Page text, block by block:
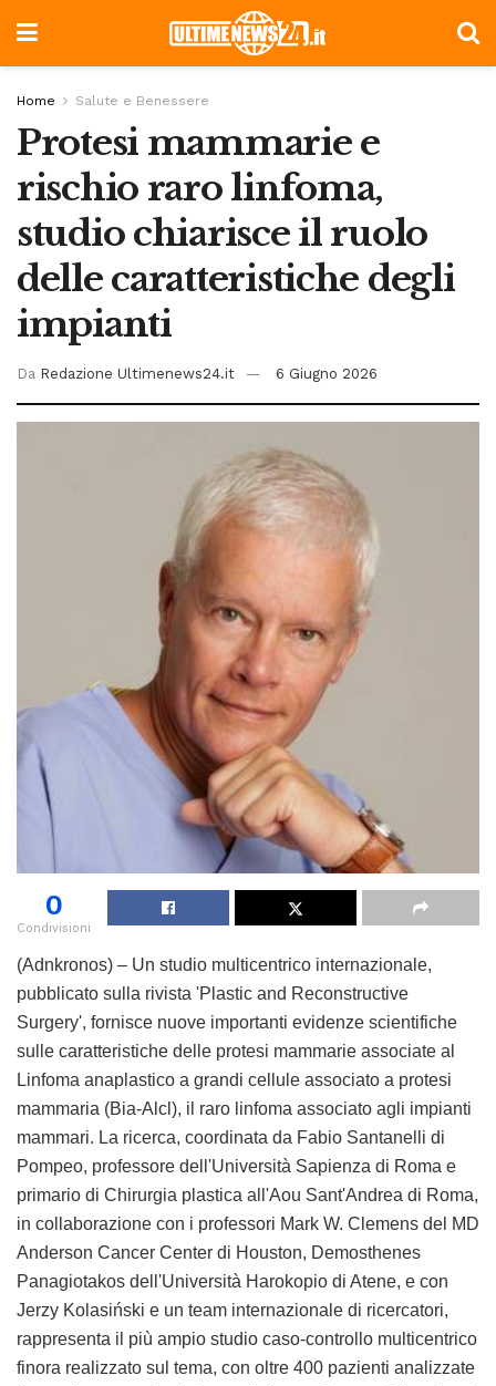
Home Salute e Benessere
Protesi mammarie e
rischio raro linfoma,
studio chiarisce il ruolo
delle caratteristiche degli
impianti
Da Redazione Ultimenews24.it 6 Giugno 2026
0
Condivisioni
(Adnkronos) – Un studio multicentrico internazionale,
pubblicato sulla rivista 'Plastic and Reconstructive
Surgery', fornisce nuove importanti evidenze scientifiche
sulle caratteristiche delle protesi mammarie associate al
Linfoma anaplastico a grandi cellule associato a protesi
mammaria (Bia-Alcl), il raro linfoma associato agli impianti
mammari. La ricerca, coordinata da Fabio Santanelli di
Pompeo, professore dell'Università Sapienza di Roma e
primario di Chirurgia plastica all'Aou Sant'Andrea di Roma,
in collaborazione con i professori Mark W. Clemens del MD
Anderson Cancer Center di Houston, Demosthenes
Panagiotakos dell'Università Harokopio di Atene, e con
Jerzy Kolasiński e un team internazionale di ricercatori,
rappresenta il più ampio studio caso-controllo multicentrico
finora realizzato sul tema, con oltre 400 pazienti analizzate